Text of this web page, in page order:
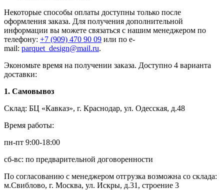
Некоторые способы оплаты доступны только после
оформления заказа. Для получения дополнительной
информации вы можете связаться с нашим менеджером по
телефону: +7 (909) 470 90 09 или по e-
mail: parquet_design@mail.ru.
Экономьте время на получении заказа. Доступно 4 варианта
доставки:
1. Самовывоз
Склад: БЦ «Кавказ», г. Краснодар, ул. Одесская, д.48
Время работы:
пн-пт 9:00-18:00
сб-вс: по предварительной договоренности
По согласованию с менеджером отгрузка возможна со склада:
м.Свиблово, г. Москва, ул. Искры, д.31, строение 3